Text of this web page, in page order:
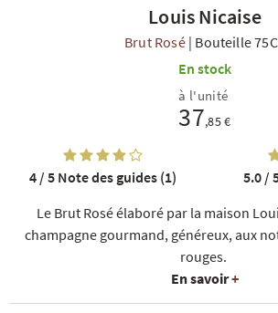
NOS COFFRETS DÉCOUVERTES NOS
Louis Nicaise
Brut Rosé| Bouteille
En stock
Le Brut Rosé élaboré par la maison
champagne gourmand, généreux, aux
rouges.
En savoir+
à l'unité
37,85 €
4 / 5Note des guides (1) 5.0 /